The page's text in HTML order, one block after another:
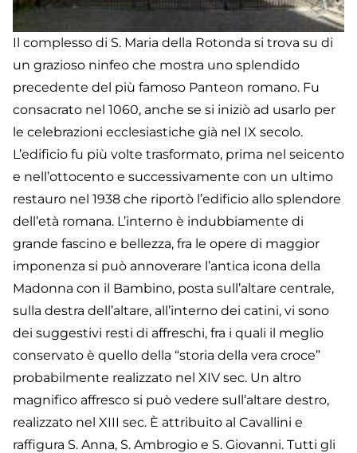
Il complesso di S. Maria della Rotonda si trova su di
un grazioso ninfeo che mostra uno splendido
precedente del più famoso Panteon romano. Fu
consacrato nel 1060, anche se si iniziò ad usarlo per
le celebrazioni ecclesiastiche già nel IX secolo.
L’edificio fu più volte trasformato, prima nel seicento
e nell’ottocento e successivamente con un ultimo
restauro nel 1938 che riportò l’edificio allo splendore
dell’età romana. L’interno è indubbiamente di
grande fascino e bellezza, fra le opere di maggior
imponenza si può annoverare l’antica icona della
Madonna con il Bambino, posta sull’altare centrale,
sulla destra dell’altare, all’interno dei catini, vi sono
dei suggestivi resti di affreschi, fra i quali il meglio
conservato è quello della “storia della vera croce”
probabilmente realizzato nel XIV sec. Un altro
magnifico affresco si può vedere sull’altare destro,
realizzato nel XIII sec. È attribuito al Cavallini e
raffigura S. Anna, S. Ambrogio e S. Giovanni. Tutti gli